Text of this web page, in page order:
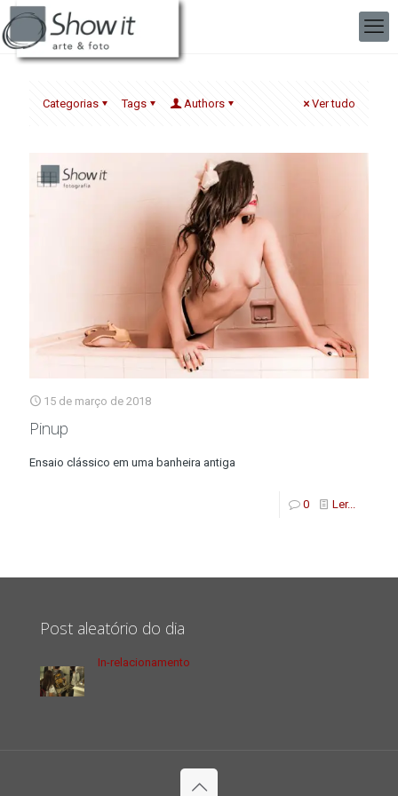
Categorias Tags Authors Ver tudo
15 de março de 2018
Pinup
Ensaio clássico em uma banheira antiga
0 Ler...
Post aleatório do dia
In-relacionamento